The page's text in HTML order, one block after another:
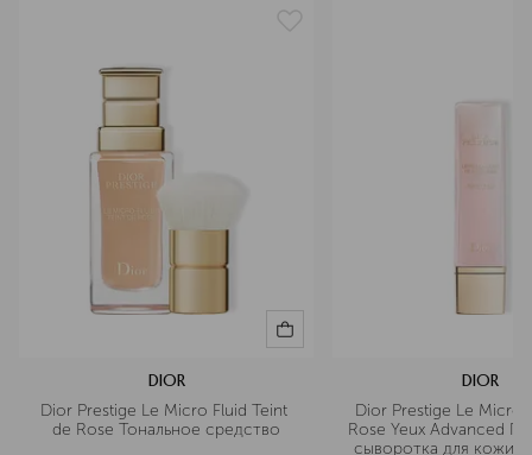
DIOR
Dior Prestige Le Micro Fluid Teint
de Rose Тональное средство
DIOR
Dior Prestige Le Micro
Rose Yeux Advanced
сыворотка для кожи